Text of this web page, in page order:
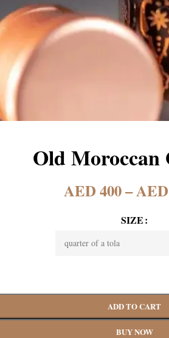
Old Moroccan
AED400–AED
SIZE
ADD TO CART
BUY NOW